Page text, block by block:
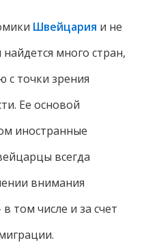
Швейцария и не
много стран,
с точки зрения
Ее основой
иностранные
всегда
внимания
том числе и за счет